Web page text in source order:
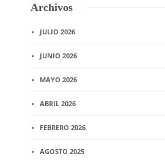
Archivos
JULIO 2026
JUNIO 2026
MAYO 2026
ABRIL 2026
FEBRERO 2026
AGOSTO 2025